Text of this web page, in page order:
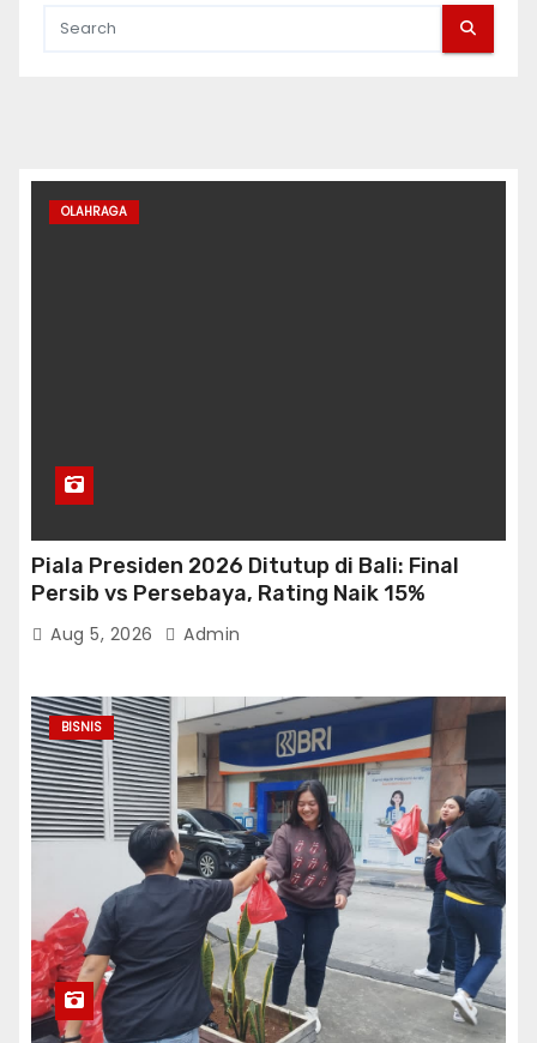
OLAHRAGA
Piala Presiden 2026 Ditutup di Bali: Final
Persib vs Persebaya, Rating Naik 15%
Aug 5, 2026 Admin
BISNIS